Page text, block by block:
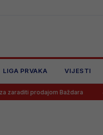
LIGA PRVAKA VIJESTI
Baždara Juventus